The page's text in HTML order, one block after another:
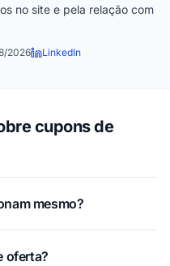
no site e pela relação com
2026 LinkedIn
cupons de
mesmo?
oferta?